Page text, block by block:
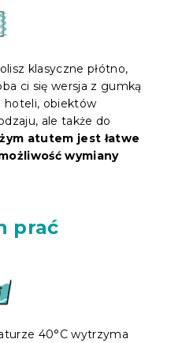
klasyczne płótno,
ci się wersja z gumką
hoteli, obiektów
ale także do
atutem jest łatwe
wymiany
prać
40°C wytrzyma